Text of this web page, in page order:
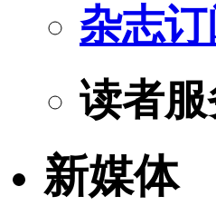
杂志订
读者
新媒体